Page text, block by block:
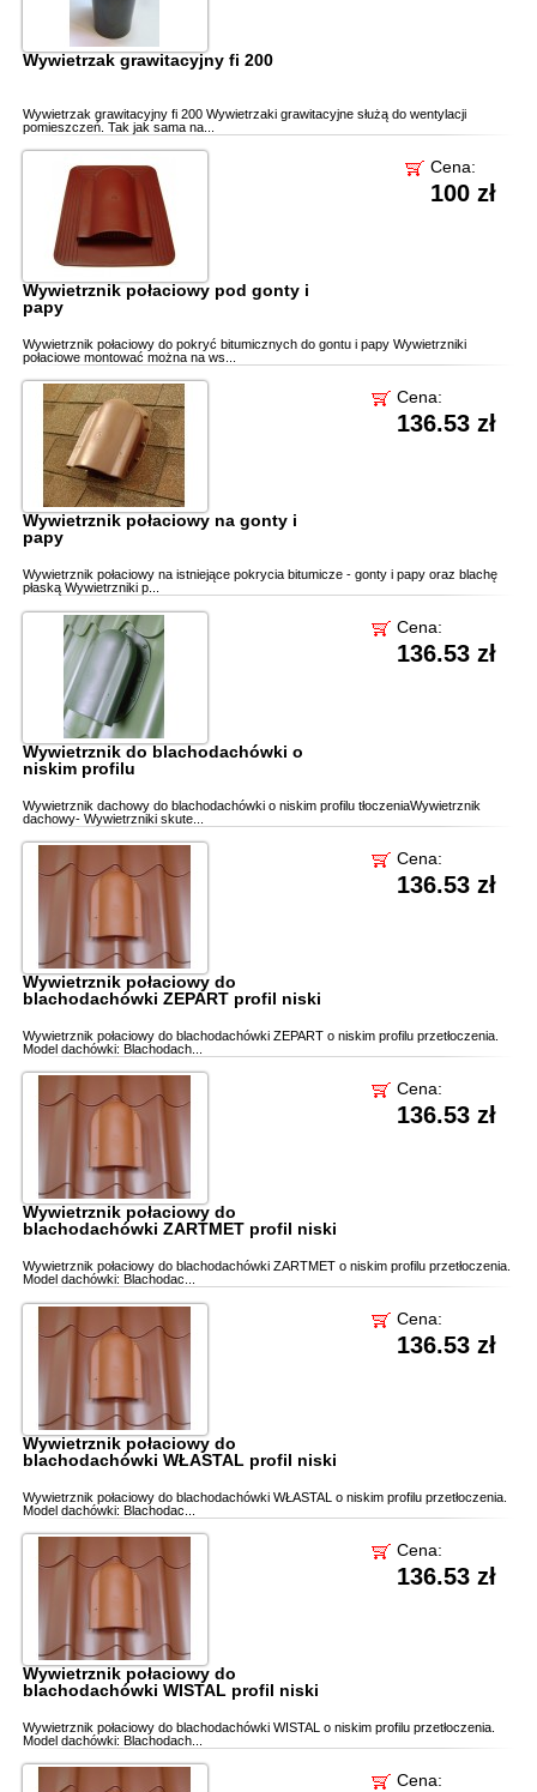
Wywietrzak grawitacyjny fi 200
Wywietrzak grawitacyjny fi 200 Wywietrzaki grawitacyjne służą do wentylacji
pomieszczeń. Tak jak sama na...
Wywietrznik połaciowy pod gonty i
papy
Wywietrznik połaciowy do pokryć bitumicznych do gontu i papy Wywietrzniki
połaciowe montować można na ws...
Cena:
100 zł
Wywietrznik połaciowy na gonty i
papy
Wywietrznik połaciowy na istniejące pokrycia bitumicze - gonty i papy oraz blachę
płaską Wywietrzniki p...
Cena:
136.53 zł
Wywietrznik do blachodachówki o
niskim profilu
Wywietrznik dachowy do blachodachówki o niskim profilu tłoczeniaWywietrznik
dachowy- Wywietrzniki skute...
Cena:
136.53 zł
Wywietrznik połaciowy do
blachodachówki ZEPART profil niski
Wywietrznik połaciowy do blachodachówki ZEPART o niskim profilu przetłoczenia.
Model dachówki: Blachodach...
Cena:
136.53 zł
Wywietrznik połaciowy do
blachodachówki ZARTMET profil niski
Wywietrznik połaciowy do blachodachówki ZARTMET o niskim profilu przetłoczenia.
Model dachówki: Blachodac...
Cena:
136.53 zł
Wywietrznik połaciowy do
blachodachówki WŁASTAL profil niski
Wywietrznik połaciowy do blachodachówki WŁASTAL o niskim profilu przetłoczenia.
Model dachówki: Blachodac...
Cena:
136.53 zł
Wywietrznik połaciowy do
blachodachówki WISTAL profil niski
Wywietrznik połaciowy do blachodachówki WISTAL o niskim profilu przetłoczenia.
Model dachówki: Blachodach...
Cena:
136.53 zł
Cena: